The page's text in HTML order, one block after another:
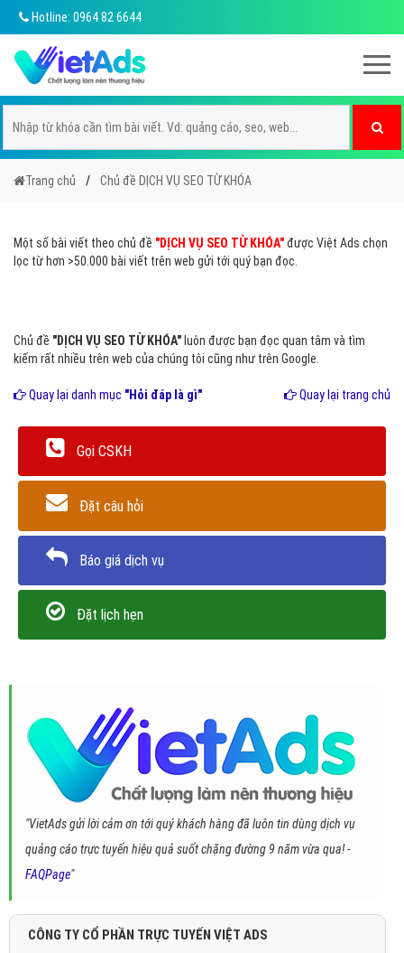
Hotline: 0964 82 6644
Trang chủ Chủ đề DỊCH VỤ SEO TỪ KHÓA
Một số bài viết theo chủ đề "DỊCH VỤ SEO TỪ KHÓA"được Việt Ads chọn
lọc từ hơn >50.000 bài viết trên web gửi tới quý bạn đọc.
Chủ đề "DỊCH VỤ SEO TỪ KHÓA" luôn được bạn đọc quan tâm và tìm
kiếm rất nhiều trên web của chúng tôi cũng như trên Google.
Quay lại danh mục "Hỏi đáp là gì" Quay lại trang chủ
Gọi CSKH
Đặt câu hỏi
Báo giá dịch vụ
Đặt lịch hẹn
"VietAds gửi lời cảm ơn tới quý khách hàng đã luôn tin dùng dịch vụ
quảng cáo trực tuyến hiệu quả suốt chặng đường 9 năm vừa qua! -
FAQPage"
CÔNG TY CỔ PHẦN TRỰC TUYẾN VIỆT ADS